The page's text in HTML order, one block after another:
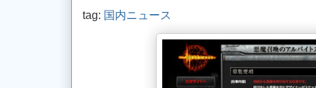
tag: 国内ニュース